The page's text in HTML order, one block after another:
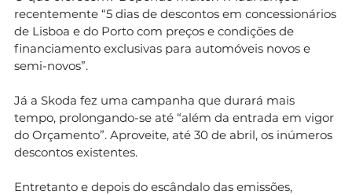
recentemente “5 dias de descontos em concessionários
de Lisboa e do Porto com preços e condições de
financiamento exclusivas para automóveis novos e
semi-novos”.
Já a Skoda fez uma campanha que durará mais
tempo, prolongando-se até “além da entrada em vigor
do Orçamento”. Aproveite, até 30 de abril, os inúmeros
descontos existentes.
Entretanto e depois do escândalo das emissões,